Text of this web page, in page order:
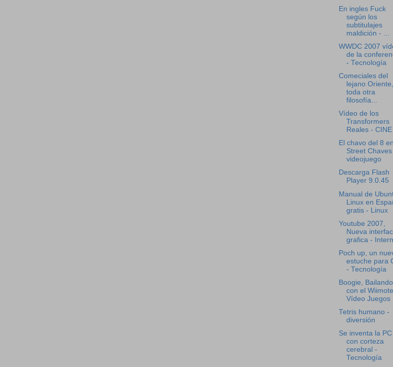
En ingles Fuck
según los
subtitulajes
maldición - ...
WWDC 2007
de la
- Tecnología
Comeciales del
lejano Oriente,
toda otra
filosofía...
Vídeo de los
Transformers
Reales - CINE
El chavo del 8
Street
videojuego
Descarga Flash
Player 9.0.45
Manual de
Linux en
gratis - Linux
Youtube 2007,
Nueva
grafica -
Poch up, un
estuche para
- Tecnología
Boogie, Bailando
con el
Vídeo Juegos
Tetris humano -
diversión
Se inventa la PC
con corteza
cerebral -
Tecnología